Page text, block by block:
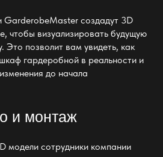
GarderobeMaster создадут 3D
чтобы визуализировать будущую
. Это позволит вам увидеть, как
шкаф гардеробнойв реальности и
до начала
и монтаж
модели сотрудники компании